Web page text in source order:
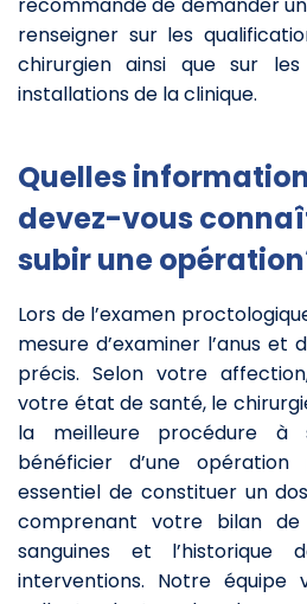
renseigner sur les
chirurgien ainsi que sur
installations de la clinique.
Quelles
devez-vous
subir une
Lors de l’examen
mesure d’examiner l’anus et
précis. Selon votre
votre état de santé, le
la meilleure procédure à
bénéficier d’une
essentiel de constituer un
comprenant votre bilan de
sanguines et l’historique
interventions. Notre équipe